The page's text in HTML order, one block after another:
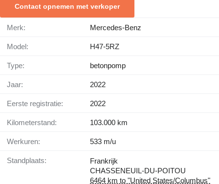
Contact opnemen met verkoper
Merk: Mercedes-Benz
Model: H47-5RZ
Type: betonpomp
Jaar: 2022
Eerste registratie: 2022
Kilometerstand: 103.000 km
Werkuren: 533 m/u
Standplaats:
Frankrijk
CHASSENEUIL-DU-POITOU
6464 km to "United States/Columbus"